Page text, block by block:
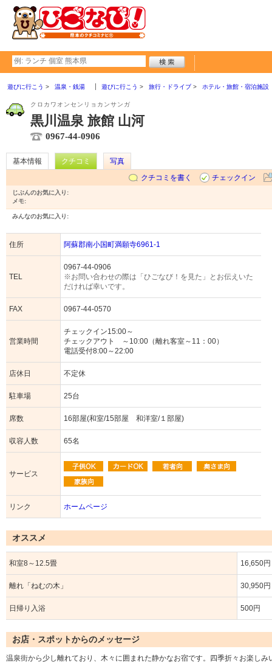
遊びに行こう 温泉・銭湯 遊びに行こう 旅行・ドライブ ホテル・旅館・宿泊施設
クロカワオンセンリョカンサンガ
黒川温泉 旅館 山河
0967-44-0906
基本情報 クチコミ
写真
クチコミを書く
チェックイン
じぶんのお気に入り:
メモ:
みんなのお気に入り:
住所 阿蘇郡南小国町満願寺6961-1
TEL
0967-44-0906
※お問い合わせの際は「ひごなび！を見た」とお伝えいた
だければ幸いです。
FAX 0967-44-0570
営業時間
チェックイン15:00～
チェックアウト ～10:00（離れ客室～11：00）
電話受付8:00～22:00
店休日 不定休
駐車場 25台
席数 16部屋(和室/15部屋 和洋室/１部屋)
収容人数 65名
サービス
リンク ホームページ
オススメ
和室8～12.5畳 16,650
離れ「ねむの木」 30,950円
日帰り入浴 500円
お店・スポットからのメッセージ
温泉街から少し離れており、木々に囲まれた静かなお宿です。四季折々お楽し